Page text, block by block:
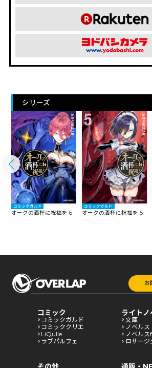
シリーズ
コミックガルド
オークの酒杯に祝福を 6
コミックガルド
オークの酒杯に祝福を 5
お
コミック
コミックガルド
コミッククリエ
LiQulle
ラブパルフェ
ライトノ
文庫
ノベルス
ノベルスf
ロサージ